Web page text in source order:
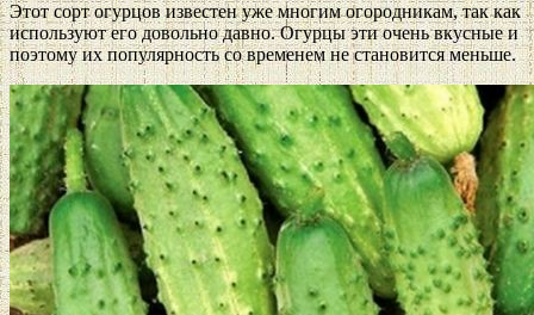
Этот сорт огурцов известен уже многим огородникам, так как
используют его довольно давно. Огурцы эти очень вкусные и
поэтому их популярность со временем не становится меньше.